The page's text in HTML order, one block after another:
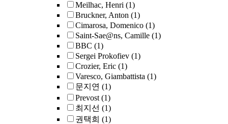
Meilhac, Henri (1)
Bruckner, Anton (1)
Cimarosa, Domenico (1)
Saint-Sae@ns, Camille (1)
BBC (1)
Sergei Prokofiev (1)
Crozier, Eric (1)
Varesco, Giambattista (1)
문지연 (1)
Prevost (1)
최지선 (1)
권택희 (1)